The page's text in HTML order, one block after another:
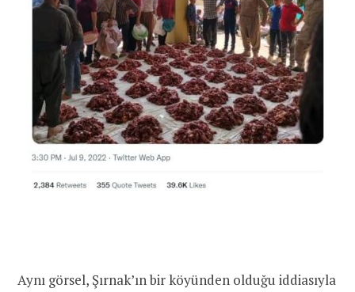
Aynı görsel, Şırnak’ın bir köyünden olduğu iddiasıyla